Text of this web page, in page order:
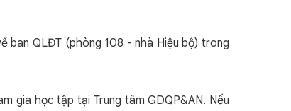
ban QLĐT (phòng 108 - nhà Hiệu bộ) trong
gia học tập tại Trung tâm GDQP&AN. Nếu